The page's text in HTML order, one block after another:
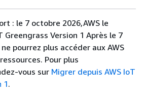
: le 7 octobre 2026,AWS le
Greengrass Version 1 Après le 7
pourrez plus accéder aux AWS
Pour plus
vous sur Migrer depuis AWS IoT
1.